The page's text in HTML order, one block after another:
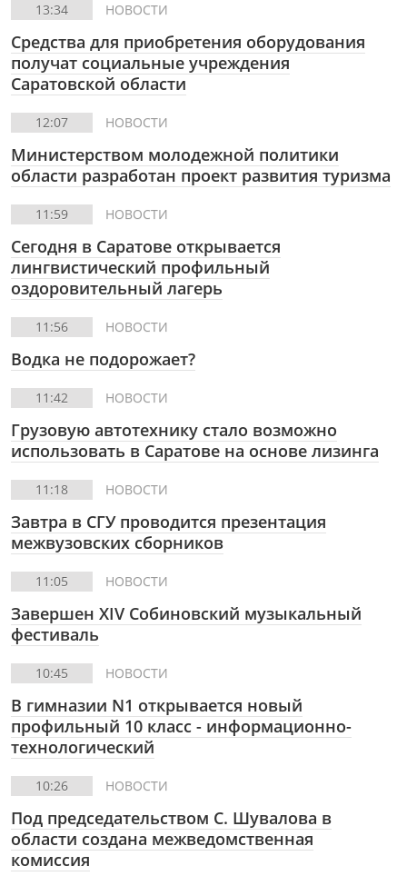
13:34 НОВОСТИ
Cредства для приобретения оборудования
получат социальные учреждения
Саратовской области
12:07 НОВОСТИ
Министерством молодежной политики
области разработан проект развития туризма
11:59 НОВОСТИ
Сегодня в Саратове открывается
лингвистический профильный
оздоровительный лагерь
11:56 НОВОСТИ
Водка не подорожает?
11:42 НОВОСТИ
Грузовую автотехнику стало возможно
использовать в Саратове на основе лизинга
11:18 НОВОСТИ
Завтра в СГУ проводится презентация
межвузовских сборников
11:05 НОВОСТИ
Завершен XIV Собиновский музыкальный
фестиваль
10:45 НОВОСТИ
В гимназии N1 открывается новый
профильный 10 класс - информационно-
технологический
10:26 НОВОСТИ
Под председательством С. Шувалова в
области создана межведомственная
комиссия